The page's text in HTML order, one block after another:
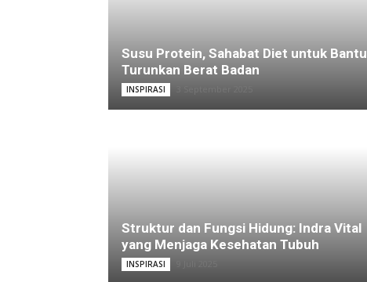
Susu Protein, Sahabat Diet untuk Bantu
Turunkan Berat Badan
INSPIRASI
Struktur dan Fungsi Hidung: Indra Vital
yang Menjaga Kesehatan Tubuh
INSPIRASI